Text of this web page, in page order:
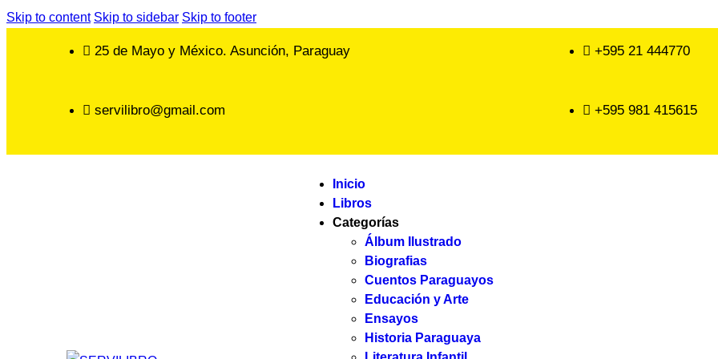
Skip to content Skip to sidebar Skip to footer
25 de Mayo y México. Asunción, Paraguay
servilibro@gmail.com
+595 21 444770
+595 981 415615
Inicio
Libros
Categorías
Álbum Ilustrado
Biografias
Cuentos Paraguayos
Educación y Arte
Ensayos
Historia Paraguaya